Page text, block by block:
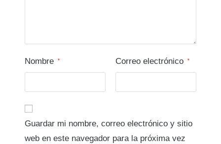
Nombre * Correo electrónico *
Guardar mi nombre, correo electrónico y sitio
web en este navegador para la próxima vez